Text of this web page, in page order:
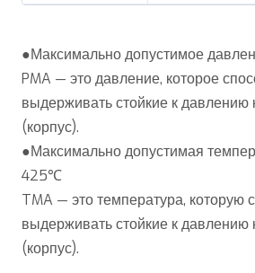
●Максимально допустимое
PMA — это давление, которое
выдерживать стойкие к давлению
(корпус).
●Максимально допустимая
425℃
TMA — это температура, которую
выдерживать стойкие к давлению
(корпус).